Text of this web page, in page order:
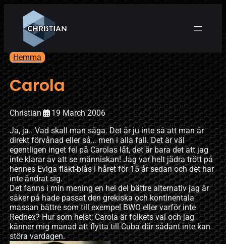
Hemma
Carola
Christian
19 March 2006
Ja, ja.. Vad skall man säga. Det är ju inte så att man är
direkt förvånad eller så… men i alla fall. Det är väl
egentligen inget fel på Carolas låt, det är bara det att jag
inte klarar av att se människan! Jag var helt jädra trött på
hennes Eviga fläkt-blås i håret för 15 år sedan och det har
inte ändrat sig.
Det fanns i min mening en hel del bättre alternativ jag är
säker på hade passat den grekiska och kontinentala
massan bättre som till exempel BWO eller varför inte
Rednex? Hur som helst; Carola är folkets val och jag
känner mig manad att flytta till Cuba där sådant inte kan
störa vardagen.